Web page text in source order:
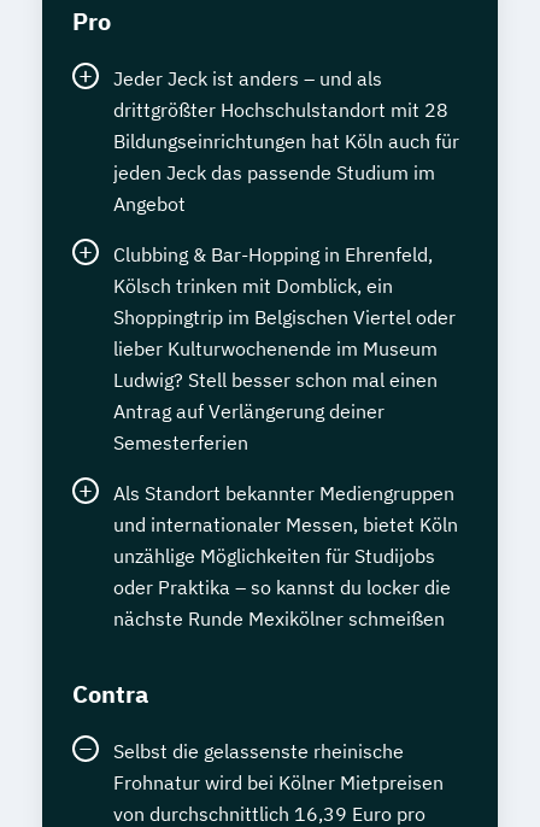
Pro
Jeder Jeck ist anders – und als
drittgrößter Hochschulstandort mit 28
Bildungseinrichtungen hat Köln auch für
jeden Jeck das passende Studium im
Angebot
Clubbing & Bar-Hopping in Ehrenfeld,
Kölsch trinken mit Domblick, ein
Shoppingtrip im Belgischen Viertel oder
lieber Kulturwochenende im Museum
Ludwig? Stell besser schon mal einen
Antrag auf Verlängerung deiner
Semesterferien
Als Standort bekannter Mediengruppen
und internationaler Messen, bietet Köln
unzählige Möglichkeiten für Studijobs
oder Praktika – so kannst du locker die
nächste Runde Mexikölner schmeißen
Contra
Selbst die gelassenste rheinische
Frohnatur wird bei Kölner Mietpreisen
von durchschnittlich 16,39 Euro pro